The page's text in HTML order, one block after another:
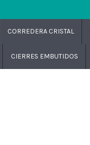
CORREDERA CRISTAL
CIERRES EMBUTIDOS